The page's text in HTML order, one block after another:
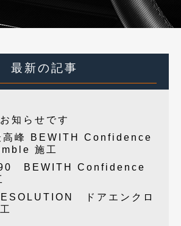
最新の記事
知らせです
高峰 BEWITH Confidence
施工
BEWITH Confidence
ドアエンクロ